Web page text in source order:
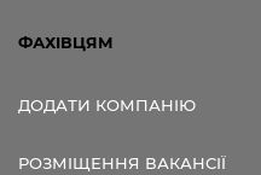
ФАХІВЦЯМ
ДОДАТИ КОМПАНІЮ
РОЗМІЩЕННЯ ВАКАНСІЇ